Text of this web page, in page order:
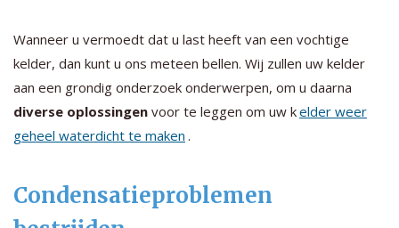
Wanneer u vermoedt dat u last heeft van een vochtige
kelder, dan kunt u ons meteen bellen. Wij zullen uw kelder
aan een grondig onderzoek onderwerpen, om u daarna
diverse oplossingen voor te leggen om uw kelder weer
geheel waterdicht te maken .
Condensatieproblemen